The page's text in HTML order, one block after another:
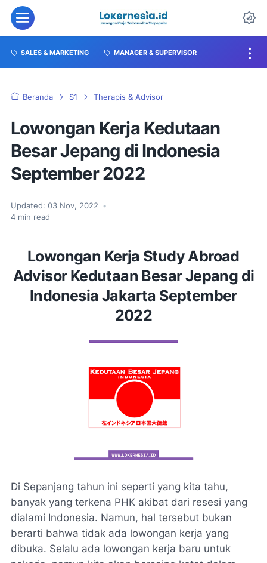
SALES & MARKETING MANAGER & SUPERVISOR
Beranda S1 Therapis & Advisor
Lowongan Kerja Kedutaan
Besar Jepang di Indonesia
September 2022
Updated: 03 Nov, 2022
•
4 min read
Lowongan Kerja Study Abroad
Advisor Kedutaan Besar Jepang di
Indonesia Jakarta September
2022
Di Sepanjang tahun ini seperti yang kita tahu,
banyak yang terkena PHK akibat dari resesi yang
dialami Indonesia. Namun, hal tersebut bukan
berarti bahwa tidak ada lowongan kerja yang
dibuka. Selalu ada lowongan kerja baru untuk